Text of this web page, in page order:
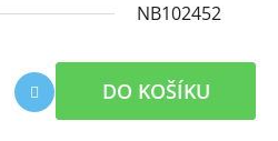
NB102452
DO KOŠÍKU